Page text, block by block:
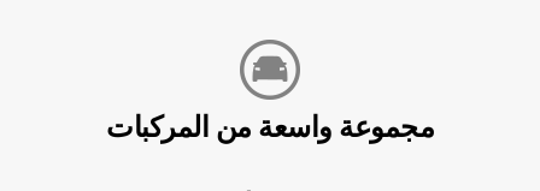
مجموعة واسعة من المركبات